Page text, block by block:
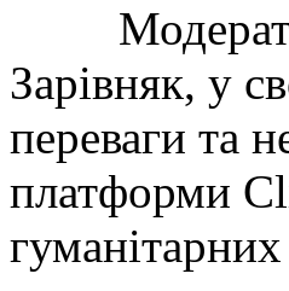
Зарівняк, у
переваги та
платформи